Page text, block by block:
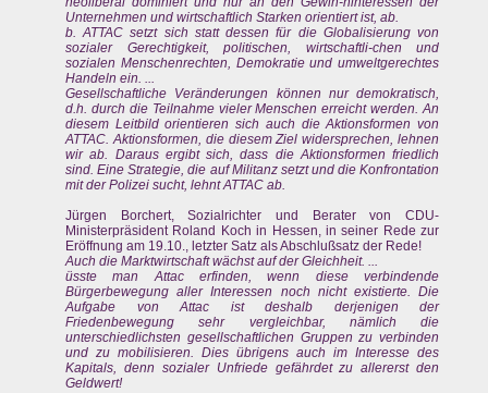
Unternehmen und wirtschaftlich Starken orientiert ist, ab.
b. ATTAC setzt sich statt dessen für die Globalisierung von
sozialer Gerechtigkeit, politischen, wirtschaftli-chen und
sozialen Menschenrechten, Demokratie und umweltgerechtes
Handeln ein. ...
Gesellschaftliche Veränderungen können nur demokratisch,
d.h. durch die Teilnahme vieler Menschen erreicht werden. An
diesem Leitbild orientieren sich auch die Aktionsformen von
ATTAC. Aktionsformen, die diesem Ziel widersprechen, lehnen
wir ab. Daraus ergibt sich, dass die Aktionsformen friedlich
sind. Eine Strategie, die auf Militanz setzt und die Konfrontation
mit der Polizei sucht, lehnt ATTAC ab.
Jürgen Borchert, Sozialrichter und Berater von CDU-
Ministerpräsident Roland Koch in Hessen, in seiner Rede zur
Eröffnung am 19.10., letzter Satz als Abschlußsatz der Rede!
Auch die Marktwirtschaft wächst auf der Gleichheit. ...
üsste man Attac erfinden, wenn diese verbindende
Bürgerbewegung aller Interessen noch nicht existierte. Die
Aufgabe von Attac ist deshalb derjenigen der
Friedenbewegung sehr vergleichbar, nämlich die
unterschiedlichsten gesellschaftlichen Gruppen zu verbinden
und zu mobilisieren. Dies übrigens auch im Interesse des
Kapitals, denn sozialer Unfriede gefährdet zu allererst den
Geldwert!